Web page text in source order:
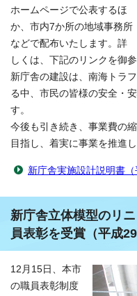
ホームページで公表するほ
か、市内7か所の地域事務所
などで配布いたします。詳
しくは、下記のリンクを御参
新庁舎の建設は、南海トラ
る中、市民の皆様の安全・
す。
今後も引き続き、事業費の
目指し、着実に事業を推進
新庁舎実施設計説明書（
新庁舎立体模型のリ
員表彰を受賞（平成
12月15日、本市
の職員表彰制度